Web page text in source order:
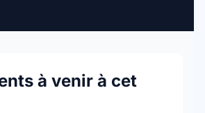
à venir à cet